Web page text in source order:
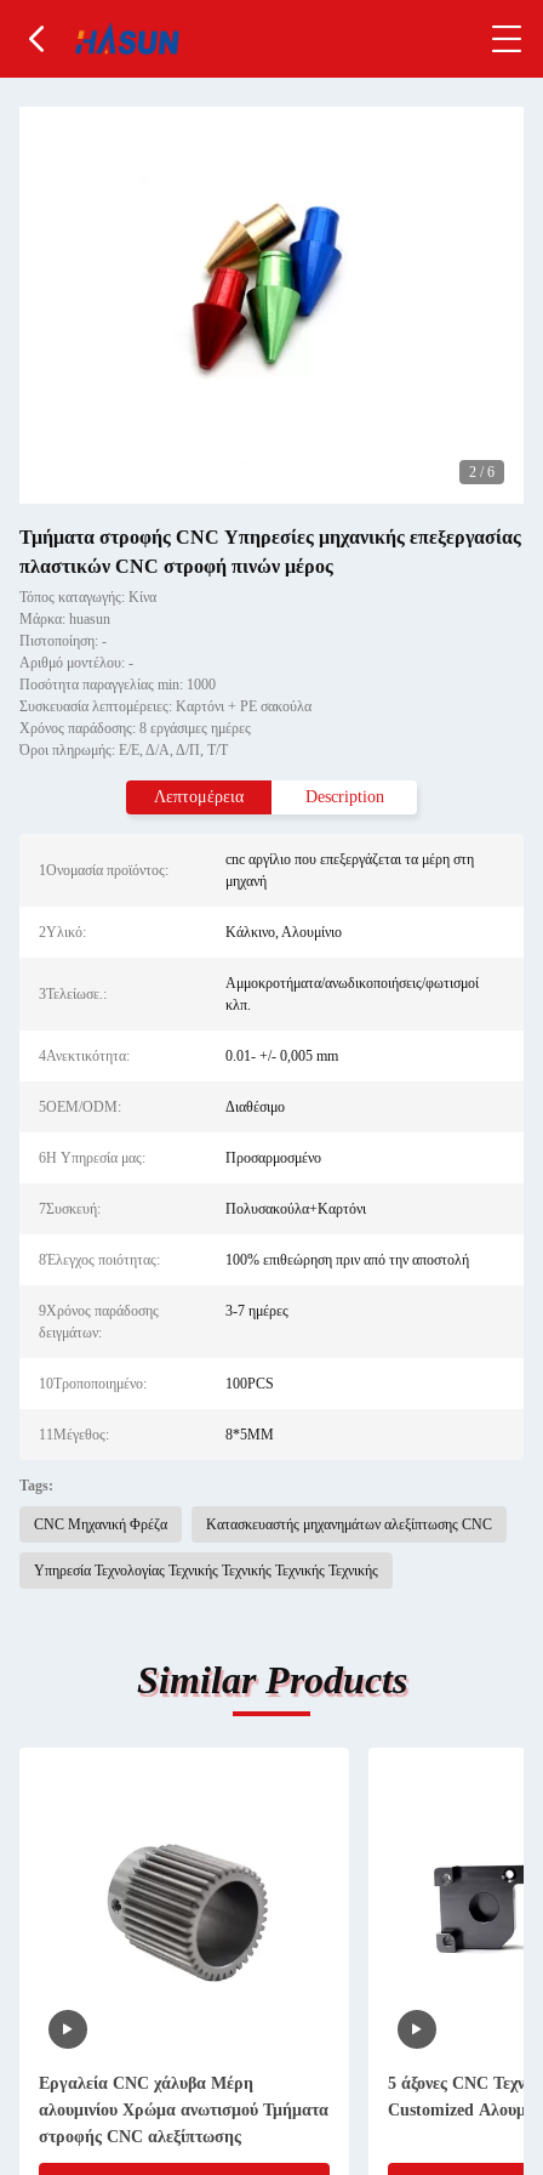
2 / 6
Τμήματα στροφής CNC Υπηρεσίες μηχανικής επεξεργασίας
πλαστικών CNC στροφή πινών μέρος
Τόπος καταγωγής: Κίνα
Μάρκα: huasun
Πιστοποίηση: -
Αριθμό μοντέλου: -
Ποσότητα παραγγελίας min: 1000
Συσκευασία λεπτομέρειες: Καρτόνι + PE σακούλα
Χρόνος παράδοσης: 8 εργάσιμες ημέρες
Όροι πληρωμής: Ε/Ε, Δ/Α, Δ/Π, Τ/Τ
Λεπτομέρεια Description
1Ονομασία προϊόντος:
cnc αργίλιο που επεξεργάζεται τα μέρη στη
μηχανή
2Υλικό: Κάλκινο, Αλουμίνιο
3Τελείωσε.:
Αμμοκροτήματα/ανωδικοποιήσεις/φωτισμοί
κλπ.
4Ανεκτικότητα: 0.01- +/- 0,005 mm
5OEM/ODM: Διαθέσιμο
6Η Υπηρεσία μας: Προσαρμοσμένο
7Συσκευή: Πολυσακούλα+Καρτόνι
8Έλεγχος ποιότητας: 100% επιθεώρηση πριν από την αποστολή
9Χρόνος παράδοσης
δειγμάτων:
3-7 ημέρες
10Τροποποιημένο: 100PCS
11Μέγεθος: 8*5MM
Tags:
CNC Μηχανική Φρέζα Κατασκευαστής μηχανημάτων αλεξίπτωσης CNC
Υπηρεσία Τεχνολογίας Τεχνικής Τεχνικής Τεχνικής Τεχνικής
Similar Products
Εργαλεία CNC χάλυβα Μέρη
αλουμινίου Χρώμα ανωτισμού Τμήματα
στροφής CNC αλεξίπτωσης
5 άξονες CNC
Customized